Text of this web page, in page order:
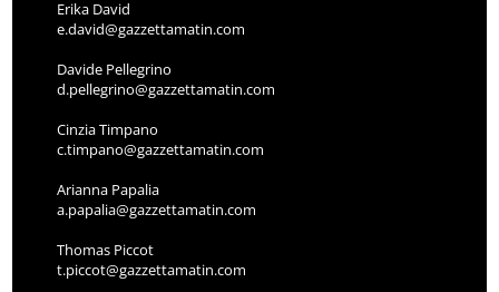
Erika David
e.david@gazzettamatin.com
Davide Pellegrino
d.pellegrino@gazzettamatin.com
Cinzia Timpano
c.timpano@gazzettamatin.com
Arianna Papalia
a.papalia@gazzettamatin.com
Thomas Piccot
t.piccot@gazzettamatin.com